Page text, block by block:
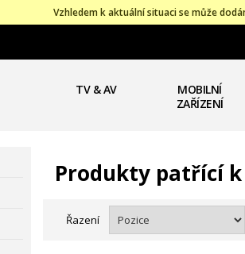
Vzhledem k aktuální situaci se může
TV & AV
MOBILNÍ
ZAŘÍZENÍ
Produkty patřící k
Řazení